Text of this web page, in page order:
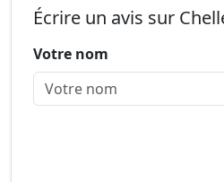
Écrire un avis sur
Votre nom